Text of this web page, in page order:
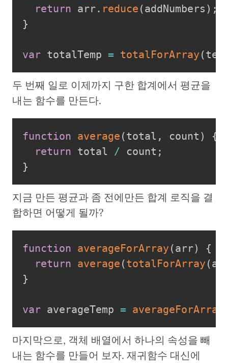
return arr. reduce (addNumbers ) ;
}
var totalTemp = totalForArray (
두 번째 일로 이제까지 구한 합계에서 평균을
내는 함수를 만든다.
function average (total , count )
{
return total / count ;
}
지금 만든 평균과 좀 전에만든 합계 로직을 결
합하면 어떻게 될까?
function averageForArray (arr)
{
return average (totalForArray (
}
var averageTemp = averageForArray
마지막으로, 객체 배열에서 하나의 속성을 빼
내는 함수를 만들어 보자. 재귀함수 대신에